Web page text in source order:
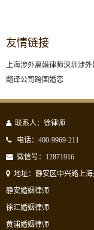
友情链接
上海涉外离婚律师深圳涉外
翻译公司 跨国婚恋
联系人：徐律师
电话：400-9969-211
微信号：12871916
地址：静安区中兴路上
静安婚姻律师
徐汇婚姻律师
黄浦婚姻律师